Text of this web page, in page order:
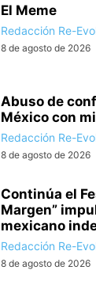
El Meme
Redacción Re-
8 de agosto de 2026
Abuso de
México con
Redacción Re-
8 de agosto de 2026
Continúa el
Margen”
mexicano
Redacción Re-
8 de agosto de 2026